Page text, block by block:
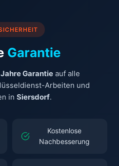
Garantie
Jahre Garantieauf alle
Arbeiten und
in Siersdorf.
Kostenlose
Nachbesserung